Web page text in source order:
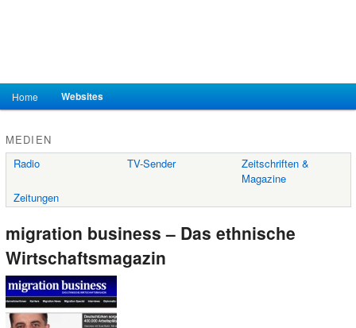
Hauptmenü
Zum Inhalt wechseln
Zum sekundären Inhalt wechseln
Home Websites
MEDIEN
Radio
TV-Sender
Zeitschriften &
Magazine
Zeitungen
migration business – Das ethnische
Wirtschaftsmagazin